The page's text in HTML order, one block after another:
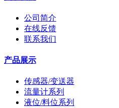
公司简介
在线反馈
联系我们
产品展示
传感器/变送器
流量计系列
液位/料位系列